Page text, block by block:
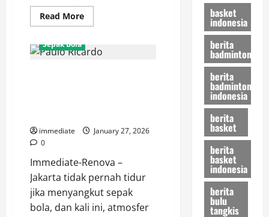
Read MoreRead
more
Ibu
Kota
Arema
FC
Sepak Bola
immediate
January 27, 2026
0
Immediate-Renova –
Jakarta tidak pernah tidur
jika menyangkut sepak
bola, dan kali ini, atmosfer
basket
indonesia
berita
badminton
berita
badminton
indonesia
berita
basket
berita
basket
indonesia
berita
bulu
tangkis